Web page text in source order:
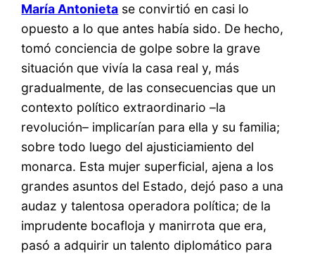
María Antonieta se convirtió en casi lo
opuesto a lo que antes había sido. De hecho,
tomó conciencia de golpe sobre la grave
situación que vivía la casa real y, más
gradualmente, de las consecuencias que un
contexto político extraordinario –la
revolución– implicarían para ella y su familia;
sobre todo luego del ajusticiamiento del
monarca. Esta mujer superficial, ajena a los
grandes asuntos del Estado, dejó paso a una
audaz y talentosa operadora política; de la
imprudente bocafloja y manirrota que era,
pasó a adquirir un talento diplomático para